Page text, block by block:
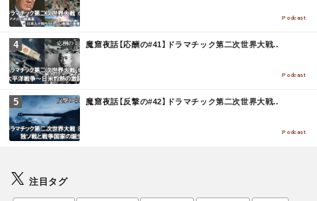
Podcast
魔窟夜話【応酬の#41】ドラマチック第二次世界大戦..
Podcast
魔窟夜話【反撃の#42】ドラマチック第二次世界大戦..
Podcast
注目タグ